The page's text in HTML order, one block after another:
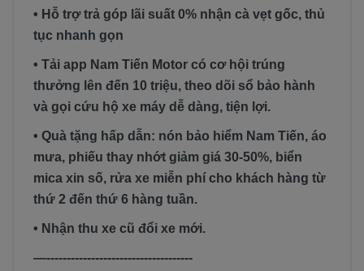
• Hỗ trợ trả góp lãi suất 0% nhận cà vẹt gốc, thủ
tục nhanh gọn
• Tải app Nam Tiến Motor có cơ hội trúng
thưởng lên đến 10 triệu, theo dõi sổ bảo hành
và gọi cứu hộ xe máy dễ dàng, tiện lợi.
• Quà tặng hấp dẫn: nón bảo hiểm Nam Tiến, áo
mưa, phiếu thay nhớt giảm giá 30-50%, biển
mica xin số, rửa xe miễn phí cho khách hàng từ
thứ 2 đến thứ 6 hàng tuần.
• Nhận thu xe cũ đổi xe mới.
—------------------------------------